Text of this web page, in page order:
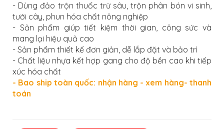
- Dùng đảo trộn thuốc trừ sâu, trộn phân bón vi sinh,
tưới cây, phun hóa chất nông nghiệp
- Sản phẩm giúp tiết kiệm thời gian, công sức và
mang lại hiệu quả cao
- Sản phẩm thiết kế đơn giản, dễ lắp đặt và bảo trì
- Chất liệu nhựa kết hợp gang cho độ bền cao khi tiếp
xúc hóa chất
- Bao ship toàn quốc: nhận hàng - xem hàng- thanh
toán